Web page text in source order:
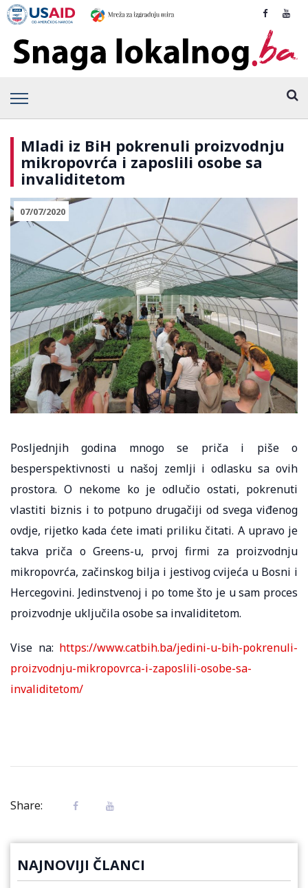
Mladi iz BiH pokrenuli proizvodnju
mikropovrća i zaposlili osobe sa
invaliditetom
07/07/2020
Posljednjih godina mnogo se priča i piše o
besperspektivnosti u našoj zemlji i odlasku sa ovih
prostora. O nekome ko je odlučio ostati, pokrenuti
vlastiti biznis i to potpuno drugačiji od svega viđenog
ovdje, rijetko kada ćete imati priliku čitati. A upravo je
takva priča o Greens-u, prvoj firmi za proizvodnju
mikropovrća, začinskog bilja i jestivog cvijeća u Bosni i
Hercegovini. Jedinstvenoj i po tome što je u sam proces
proizvodnje uključila osobe sa invaliditetom.
Vise na: https://www.catbih.ba/jedini-u-bih-pokrenuli-
proizvodnju-mikropovrca-i-zaposlili-osobe-sa-
invaliditetom/
Share:
NAJNOVIJI ČLANCI